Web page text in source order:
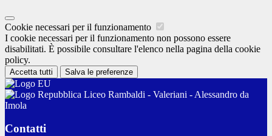
Cookie necessari per il funzionamento
I cookie necessari per il funzionamento non possono essere
disabilitati. È possibile consultare l'elenco nella pagina della cookie
policy.
Accetta tutti Salva le preferenze
Liceo Rambaldi - Valeriani - Alessandro da
Imola
Contatti